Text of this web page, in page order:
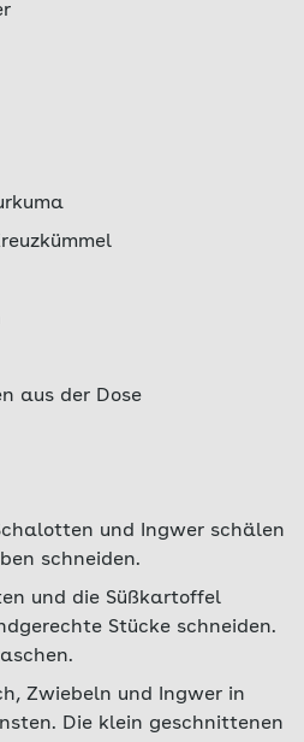
aus der Dose
und Ingwer schälen
schneiden.
und die Süßkartoffel
Stücke schneiden.
Zwiebeln und Ingwer in
Die klein geschnittenen